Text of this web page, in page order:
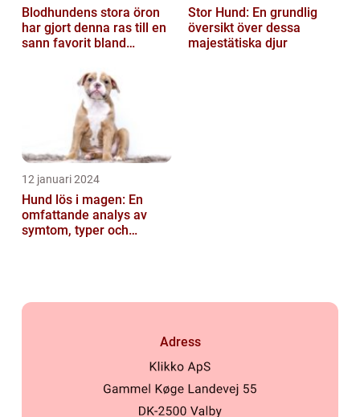
Blodhundens stora öron
har gjort denna ras till en
sann favorit bland
Stor Hund: En grundlig
översikt över dessa
majestätiska djur
12 januari 2024
Hund lös i magen: En
omfattande analys av
symtom, typer och
Adress